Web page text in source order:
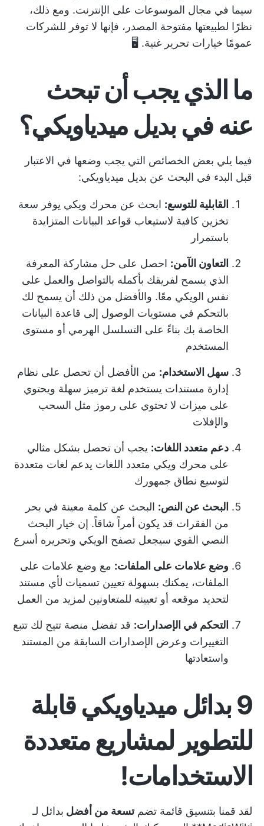
سيما في مجال الموسوعات على الإنترنت. ومع ذلك،
نظرًا لطبيعتها مفتوحة المصدر، فإنها لا توفر للشركات
عمومًا خيارات تحرير غنية. 🖥️
ما الذي يجب أن تبحث
عنه في بديل ميدياويكي؟
فيما يلي بعض الخصائص التي يجب وضعها في الاعتبار
قبل البدء في البحث عن بديل ميدياويكي:
القابلية للتوسع: ابحث عن محرك ويكي يوفر سعة
تخزين كافية لاستيعاب قواعد البيانات المتزايدة
باستمرار
التعاون الآمن: احصل على حل مشاركة المعرفة
الذي يسمح لفريقك بأكمله بالتواصل والعمل على
نفس الويكي معًا. والأفضل من ذلك أن يسمح لك
بالتحكم في مستويات الوصول إلى قاعدة البيانات
الخاصة بك بناءً على التسلسل الهرمي أو مستوى
المستخدم
سهل الاستخدام: من الأفضل أن تحصل على نظام
إدارة مستندات يستخدم لغة ترميز سهلة ويحتوي
على ميزات لا تحتوي على رموز مثل السحب
والإفلات
دعم متعدد اللغات: يجب أن تحصل بشكل مثالي
على محرك ويكي متعدد اللغات يدعم لغات متعددة
لتوسيع نطاق جمهورك
البحث عن النص: البحث عن كلمة معينة في بحر
من الفقرات قد يكون أمراً شاقاً. إن خيار البحث
النصي القوي سيجعل تصفح الويكي وتحريره أسرع
وضع علامات على الملفات: مع وضع علامات على
الملفات، يمكنك بسهولة تعيين تسميات لأي مستند
لتحديد موقعه أو تعيينه للمتعاونين لمزيد من العمل
التحكم في الإصدارات: قد تفضل منصة تتيح لك تتبع
التغييرات وعرض الإصدارات السابقة من المستند
واستعادتها
9 بدائل ميدياويكي قابلة
للتطوير لمشاريع متعددة
الاستخدامات!
لقد قمنا بتنسيق قائمة تضمتسعة من أفضل بدائل لـ